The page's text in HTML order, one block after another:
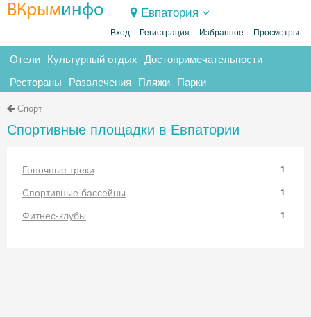
ВКрыминфо Евпатория
Вход Регистрация Избранное Просмотры
Отели Культурный отдых Достопримечательности
Рестораны Развлечения Пляжи Парки
Спорт
Спортивные площадки в Евпатории
Гоночные треки 1
Спортивные бассейны 1
Фитнес-клубы 1